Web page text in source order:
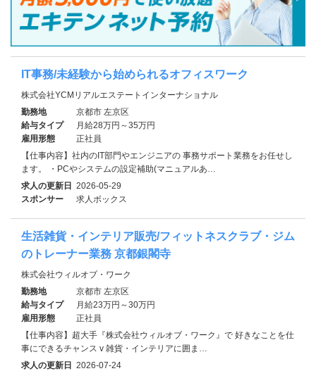
IT事務/未経験から始められるオフィスワーク
株式会社YCMリアルエステートインターナショナル
勤務地
京都市 左京区
給与タイプ
月給28万円～35万円
雇用形態
正社員
【仕事内容】社内のIT部門やエンジニアの 事務サポート業務をお任せし
ます。 ・PCやシステムの設定補助(マニュアルあ…
求人の更新日 2026-05-29
スポンサー
求人ボックス
生活雑貨・インテリア販売/フィットネスクラブ・ジム
のトレーナー業務 京都銀閣寺
株式会社ウィルオブ・ワーク
勤務地
京都市 左京区
給与タイプ
月給23万円～30万円
雇用形態
正社員
【仕事内容】超大手『株式会社ウィルオブ・ワーク』で 好きなことを仕
事にできるチャンス v 雑貨・インテリアに囲ま…
求人の更新日 2026-07-24